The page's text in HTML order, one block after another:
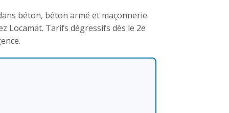
béton, béton armé et maçonnerie.
Locamat. Tarifs dégressifs dès le 2e